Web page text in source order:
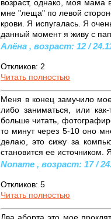
возраст, однако, моя мама
мне "леща" по левой
крови. Я испугалась. Я
данный момент я живу с
Алёна , возраст: 12 /
Откликов: 2
Читать полностью
Меня в конец замучило
либо заниматься, или
больше читать,
то минут через 5-10 оно
делаю, это сижу за
становится ее источником.
Noname , возраст: 17 /
Откликов: 5
Читать полностью